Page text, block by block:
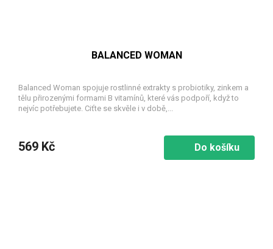
BALANCED WOMAN
Balanced Woman spojuje rostlinné extrakty s probiotiky, zinkem a
tělu přirozenými formami B vitamínů, které vás podpoří, když to
nejvíc potřebujete. Ciťte se skvěle i v době,...
569 Kč Do košíku